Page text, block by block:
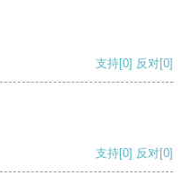
支持[0] 反对[0]
支持[0] 反对[0]